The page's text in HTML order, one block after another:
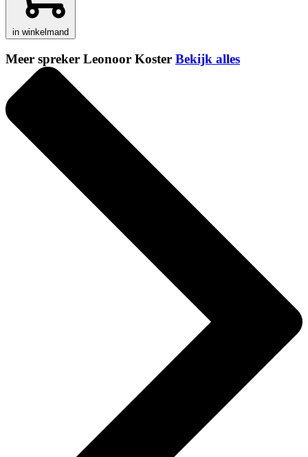
in winkelmand
Meer spreker Leonoor Koster Bekijk alles